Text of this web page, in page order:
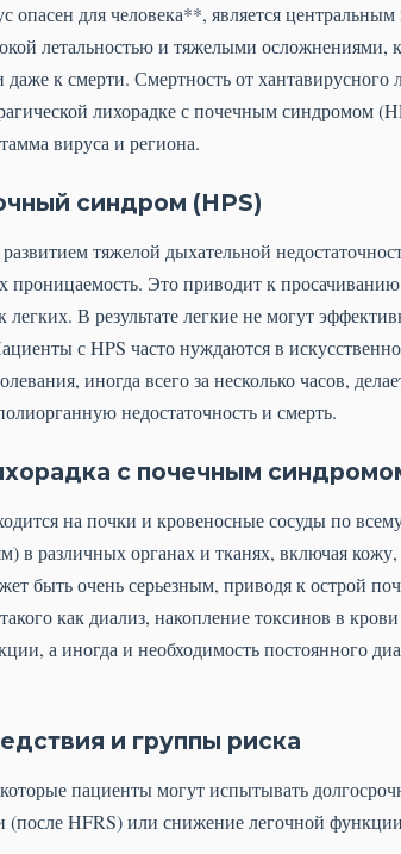
опасен для человека**, является
летальностью и тяжелыми осложнениями,
даже к смерти. Смертность от
лихорадке с почечным синдромом
вируса и региона.
синдром (HPS)
тяжелой дыхательной
проницаемость. Это приводит к
В результате легкие не могут
с HPS часто нуждаются в
иногда всего за несколько часов,
недостаточность и смерть.
с почечным
на почки и кровеносные сосуды по
в различных органах и тканях, включая
быть очень серьезным, приводя к острой
как диализ, накопление токсинов в
а иногда и необходимость постоянного
и группы риска
пациенты могут испытывать
(после HFRS) или снижение легочной